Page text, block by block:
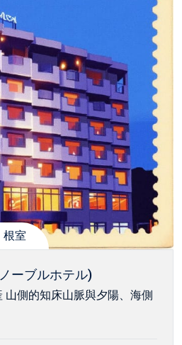
根室
ーブルホテル)
山側的知床山脈與夕陽、海側